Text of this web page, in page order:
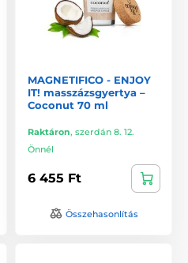
MAGNETIFICO - ENJOY
IT! masszázsgyertya –
Coconut 70 ml
Raktáron, szerdán 8. 12.
Önnél
6 455 Ft
Összehasonlítás